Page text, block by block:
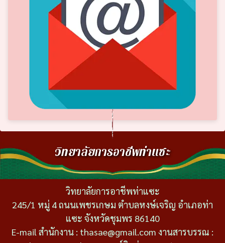
วิทยาลัยการอาชีพท่าแซะ
วิทยาลัยการอาชีพท่าแซะ
245/1 หมู่ 4 ถนนเพชรเกษม ตำบลหงษ์เจริญ อำเภอท่า
แซะ จังหวัดชุมพร 86140
E-mail สำนักงาน : thasae@gmail.com งานสารบรรณ :